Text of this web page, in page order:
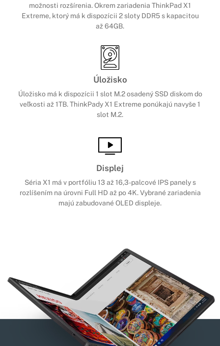
možnosti rozšírenia. Okrem zariadenia ThinkPad X1
Extreme, ktorý má k dispozícii 2 sloty DDR5 s kapacitou
až 64GB.
Úložisko
Úložisko má k dispozícii 1 slot M.2 osadený SSD diskom do
veľkosti až 1TB. ThinkPady X1 Extreme ponúkajú navyše 1
slot M.2.
Displej
Séria X1 má v portfóliu 13 až 16,3-palcové IPS panely s
rozlíšením na úrovni Full HD až po 4K. Vybrané zariadenia
majú zabudované OLED displeje.